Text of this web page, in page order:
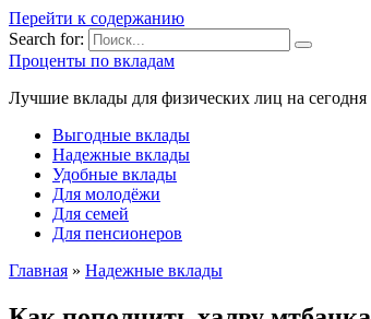
Перейти к содержанию
Search for:
Проценты по вкладам
Лучшие вклады для физических лиц на сегодня
Выгодные вклады
Надежные вклады
Удобные вклады
Для молодёжи
Для семей
Для пенсионеров
Главная » Надежные вклады